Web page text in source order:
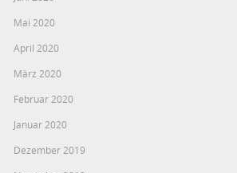
Mai 2020
April 2020
März 2020
Februar 2020
Januar 2020
Dezember 2019